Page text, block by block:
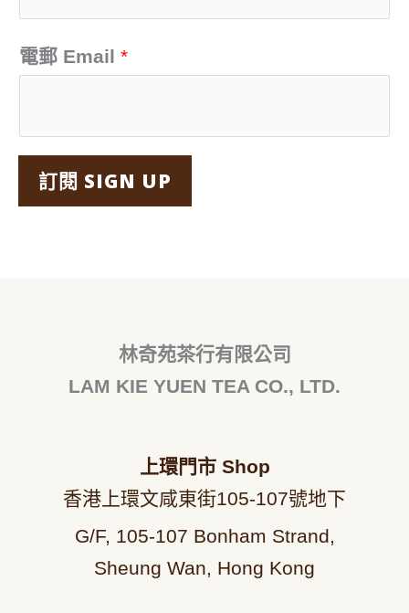
電郵 Email *
訂閱 SIGN UP
林奇苑茶行有限公司
LAM KIE YUEN TEA CO., LTD.
上環門市 Shop
香港上環文咸東街105-107號地下
G/F, 105-107 Bonham Strand,
Sheung Wan, Hong Kong